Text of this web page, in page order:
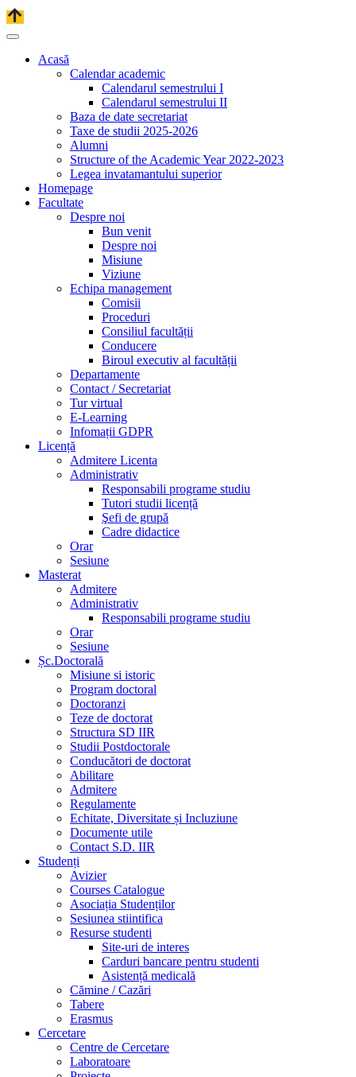
Acasă
Calendar academic
Calendarul semestrului I
Calendarul semestrului II
Baza de date secretariat
Taxe de studii 2025-2026
Alumni
Structure of the Academic Year 2022-2023
Legea invatamantului superior
Homepage
Facultate
Despre noi
Bun venit
Despre noi
Misiune
Viziune
Echipa management
Comisii
Proceduri
Consiliul facultății
Conducere
Biroul executiv al facultății
Departamente
Contact / Secretariat
Tur virtual
E-Learning
Infomații GDPR
Licență
Admitere Licenta
Administrativ
Responsabili programe studiu
Tutori studii licență
Şefi de grupă
Cadre didactice
Orar
Sesiune
Masterat
Admitere
Administrativ
Responsabili programe studiu
Orar
Sesiune
Șc.Doctorală
Misiune si istoric
Program doctoral
Doctoranzi
Teze de doctorat
Structura SD IIR
Studii Postdoctorale
Conducători de doctorat
Abilitare
Admitere
Regulamente
Echitate, Diversitate și Incluziune
Documente utile
Contact S.D. IIR
Studenți
Avizier
Courses Catalogue
Asociația Studenților
Sesiunea stiintifica
Resurse studenti
Site-uri de interes
Carduri bancare pentru studenti
Asistență medicală
Cămine / Cazări
Tabere
Erasmus
Cercetare
Centre de Cercetare
Laboratoare